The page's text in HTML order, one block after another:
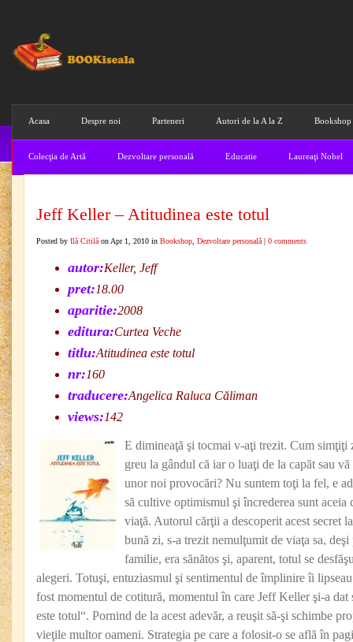
Acasa Despre noi Parteneri Autori de la A la Z Bookshop
Colecţia de Artă Dezvoltare personală Educatie Laureaţi Nobel
Jeff Keller – Atitudinea este totul
Posted by Ilă Citilă on Apr 1, 2010 in Bookshop Dezvoltare personală | 0 comments
autor:Keller, Jeff
pret:18.00
aparitie:2008
editura:Curtea Veche
titlu:Atitudinea este totul
nr:160
traducere:Angelica Raluca Căliman
views:142
E dimineaţă şi tocmai v-aţi trezit. Cum simţiţi
greu la gândul că iar o luaţi de la capăt sau
unor noi provocări? Nu suntem toţi la fel, e
să cultive optimismul şi încrederea sunt aceia
viaţă. Autorul cărţii a descoperit acest secret
bună zi, s-a trezit nemulţumit de viaţa sa,
familie, era sănătos şi, aparent, totul se
alegeri. Totuşi, entuziasmul şi sentimentul de împlinire îi
fost momentul de cotitură, momentul în care Jeff Keller şi-a dat
este totul“. Pornind de la acest adevăr, a reuşit să-şi schimbe
vieţile multor oameni. Strategia pe care a folosit-o se află în